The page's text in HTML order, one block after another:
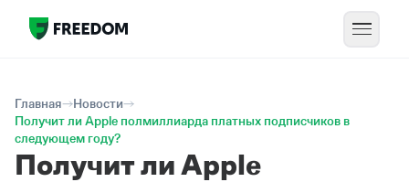
Главная
Новости
Получит ли Apple полмиллиарда платных подписчиков в
следующем году?
Получит ли Apple